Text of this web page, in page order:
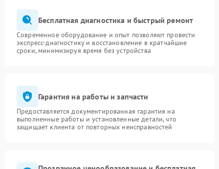
Бесплатная диагностика и быстрый ремонт
Современное оборудование и опыт позволяют провести
экспресс-диагностику и восстановление в кратчайшие
сроки, минимизируя время без устройства
Гарантия на работы и запчасти
Предоставляется документированная гарантия на
выполненные работы и установленные детали, что
защищает клиента от повторных неисправностей